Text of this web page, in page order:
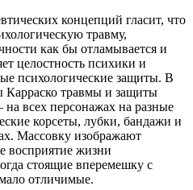
концепций гласит, что
травму,
как бы отламывается и
целостность психики и
психологические защиты. В
Карраско травмы и защиты
на всех персонажах на разные
корсеты, лубки, бандажи и
Массовку изображают
восприятие жизни
стоящие вперемешку с
отличимые.